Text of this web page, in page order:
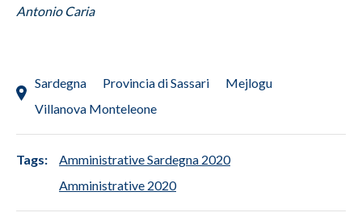
Antonio Caria
Sardegna Provincia di Sassari
Mejlogu
Villanova Monteleone
Tags:
Amministrative Sardegna 2020
Amministrative 2020